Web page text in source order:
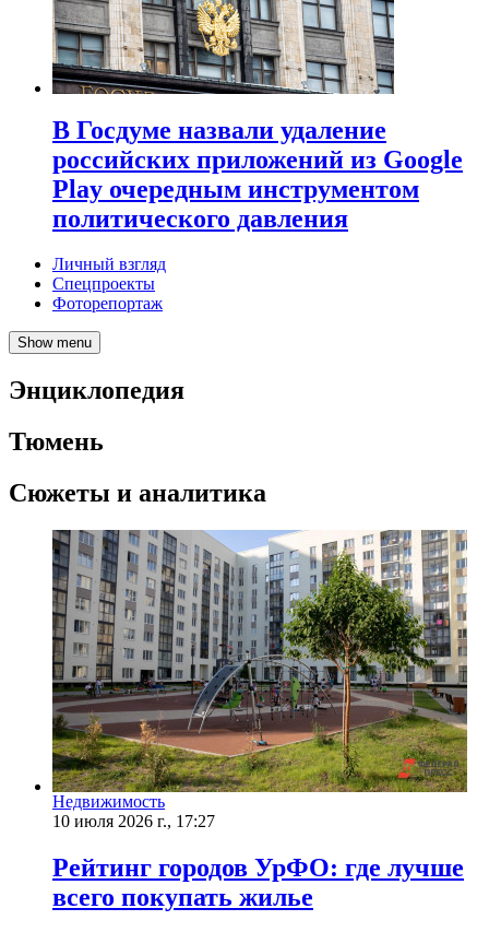
В Госдуме назвали удаление
российских приложений из Google
Play очередным инструментом
политического давления
Личный взгляд
Спецпроекты
Фоторепортаж
Show menu
Энциклопедия
Тюмень
Сюжеты и аналитика
Недвижимость
10 июля 2026 г., 17:27
Рейтинг городов УрФО: где лучше
всего покупать жилье